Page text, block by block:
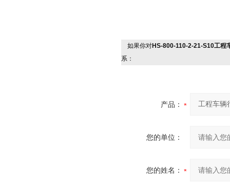
如果你对HS-800-110-2-21-S10工程
系：
产品：
您的单位：
您的姓名：